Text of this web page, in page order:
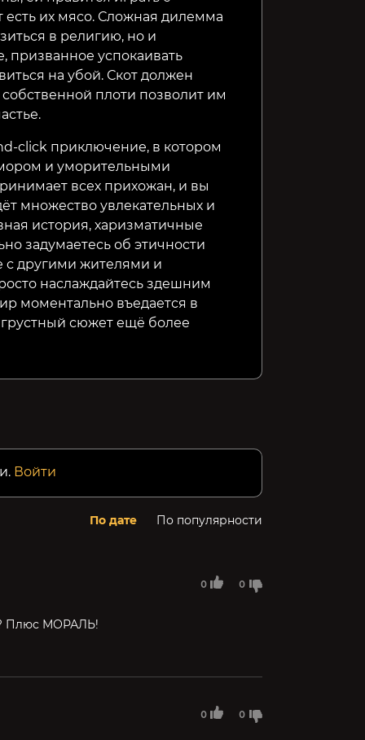
их мясо. Сложная дилемма
в религию, но и
призванное успокаивать
на убой. Скот должен
плоти позволит им
click приключение, в котором
и уморительными
всех прихожан, и вы
множество увлекательных и
история, харизматичные
задумаетесь об этичности
с другими жителями и
наслаждайтесь здешним
моментально въедается в
сюжет ещё более
Войти
По дате По популярности
0 0
Плюс МОРАЛЬ!
0 0